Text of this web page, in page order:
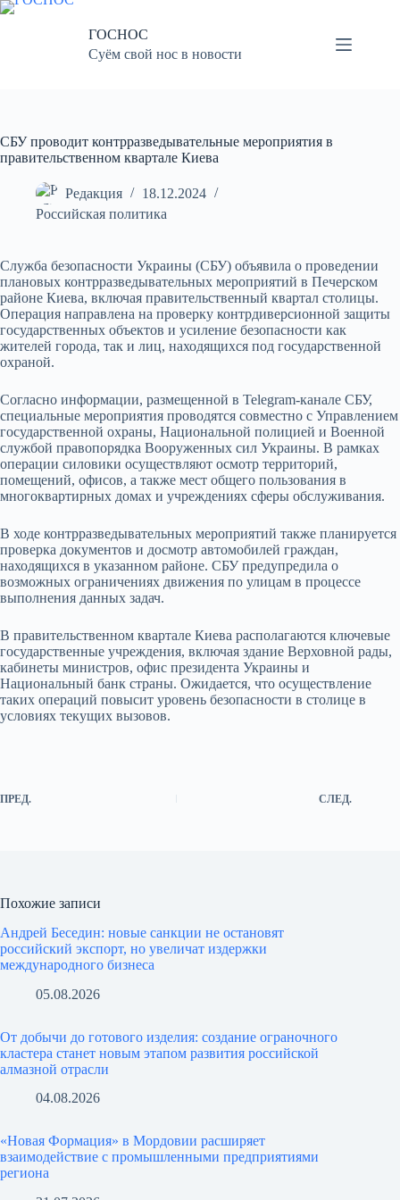
Перейти
ГОСНОС
Суём свой нос в новости
СБУ проводит контрразведывательные мероприятия в
правительственном квартале Киева
Редакция
18.12.2024
Российская политика
Служба безопасности Украины (СБУ) объявила о проведении
плановых контрразведывательных мероприятий в Печерском
районе Киева, включая правительственный квартал столицы.
Операция направлена на проверку контрдиверсионной защиты
государственных объектов и усиление безопасности как
жителей города, так и лиц, находящихся под государственной
охраной.
Согласно информации, размещенной в Telegram-канале СБУ,
специальные мероприятия проводятся совместно с Управлением
государственной охраны, Национальной полицией и Военной
службой правопорядка Вооруженных сил Украины. В рамках
операции силовики осуществляют осмотр территорий,
помещений, офисов, а также мест общего пользования в
многоквартирных домах и учреждениях сферы обслуживания.
В ходе контрразведывательных мероприятий также планируется
проверка документов и досмотр автомобилей граждан,
находящихся в указанном районе. СБУ предупредила о
возможных ограничениях движения по улицам в процессе
выполнения данных задач.
В правительственном квартале Киева располагаются ключевые
государственные учреждения, включая здание Верховной рады,
кабинеты министров, офис президента Украины и
Национальный банк страны. Ожидается, что осуществление
таких операций повысит уровень безопасности в столице в
условиях текущих вызовов.
ПРЕД. СЛЕД.
Похожие записи
Андрей Беседин: новые санкции не остановят
российский экспорт, но увеличат издержки
международного бизнеса
05.08.2026
От добычи до готового изделия: создание ограночного
кластера станет новым этапом развития российской
алмазной отрасли
04.08.2026
«Новая Формация» в Мордовии расширяет
взаимодействие с промышленными предприятиями
региона